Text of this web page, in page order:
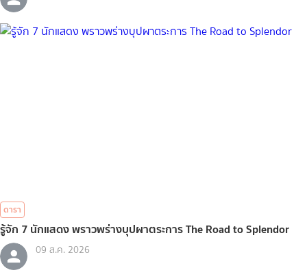
ดารา
รู้จัก 7 นักแสดง พราวพร่างบุปผาตระการ The Road to Splendor
09 ส.ค. 2026